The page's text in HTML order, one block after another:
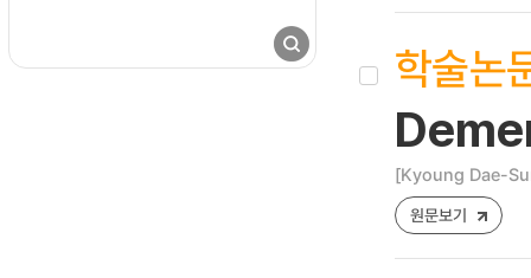
학술논
[Kyoung Dae-
원문보기